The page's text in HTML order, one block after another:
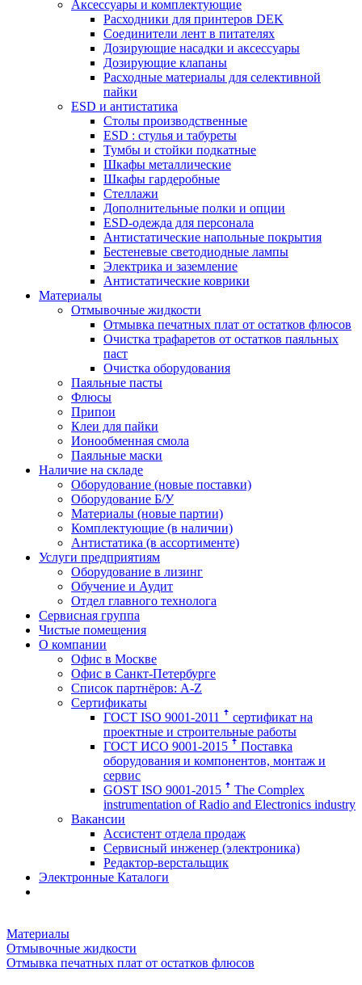
Аксессуары и комплектующие
Расходники для принтеров DEK
Соединители лент в питателях
Дозирующие насадки и аксессуары
Дозирующие клапаны
Расходные материалы для селективной
пайки
ESD и антистатика
Столы производственные
ESD : cтулья и табуреты
Тумбы и стойки подкатные
Шкафы металлические
Шкафы гардеробные
Стеллажи
Дополнительные полки и опции
ESD-одежда для персонала
Антистатические напольные покрытия
Бестеневые светодиодные лампы
Электрика и заземление
Антистатические коврики
Материалы
Отмывочные жидкости
Отмывка печатных плат от остатков флюсов
Очистка трафаретов от остатков паяльных
паст
Очистка оборудования
Паяльные пасты
Флюсы
Припои
Клеи для пайки
Ионообменная смола
Паяльные маски
Наличие на складе
Оборудование (новые поставки)
Оборудование Б/У
Материалы (новые партии)
Комплектующие (в наличии)
Антистатика (в ассортименте)
Услуги предприятиям
Оборудование в лизинг
Обучение и Аудит
Отдел главного технолога
Сервисная группа
Чистые помещения
О компании
Офис в Москве
Офис в Санкт-Петербурге
Список партнёров: A-Z
Сертификаты
ГОСТ ISO 9001-2011 ꜛ сертификат на
проектные и строительные работы
ГОСТ ИСО 9001-2015 ꜛ Поставка
оборудования и компонентов, монтаж и
сервис
GOST ISO 9001-2015 ꜛ The Complex
instrumentation of Radio and Electronics industry
Вакансии
Ассистент отдела продаж
Сервисный инженер (электроника)
Редактор-верстальщик
Электронные Каталоги
Материалы
Отмывочные жидкости
Отмывка печатных плат от остатков флюсов